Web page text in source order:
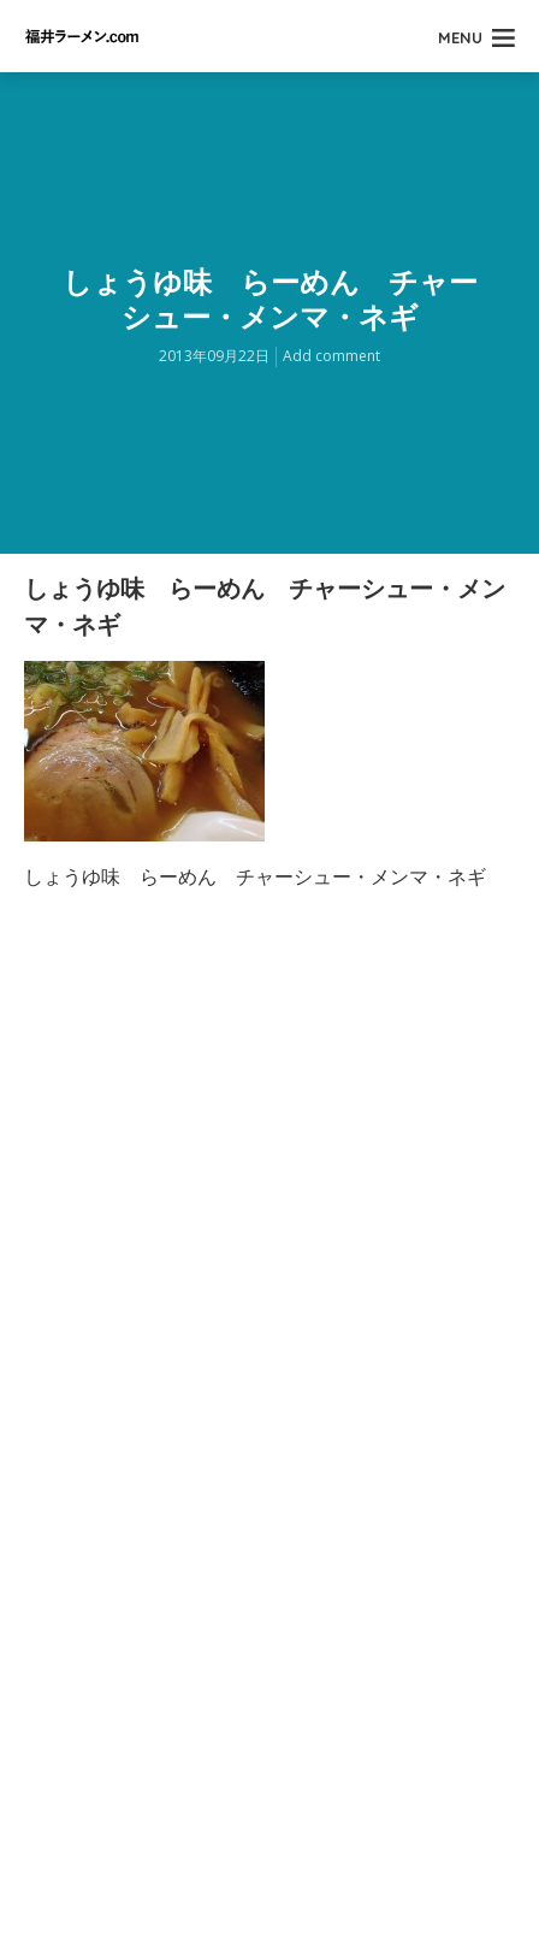
MENU
しょうゆ味 らーめん チャー
シュー・メンマ・ネギ
2013年09月22日 Add comment
しょうゆ味 らーめん チャーシュー・メン
マ・ネギ
しょうゆ味 らーめん チャーシュー・メンマ・ネギ